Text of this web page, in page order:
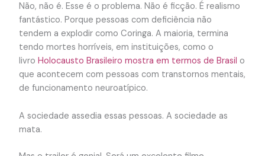
Não, não é. Esse é o problema. Não é ficção. É realismo
fantástico. Porque pessoas com deficiência não
tendem a explodir como Coringa. A maioria, termina
tendo mortes horríveis, em instituições, como o
livro Holocausto Brasileiro mostra em termos de Brasil o
que acontecem com pessoas com transtornos mentais,
de funcionamento neuroatípico.
A sociedade assedia essas pessoas. A sociedade as
mata.